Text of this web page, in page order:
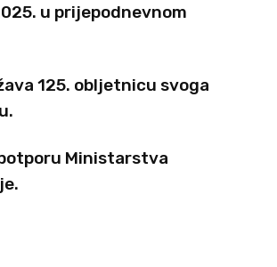
u prijepodnevnom
125. obljetnicu svoga
Ministarstva